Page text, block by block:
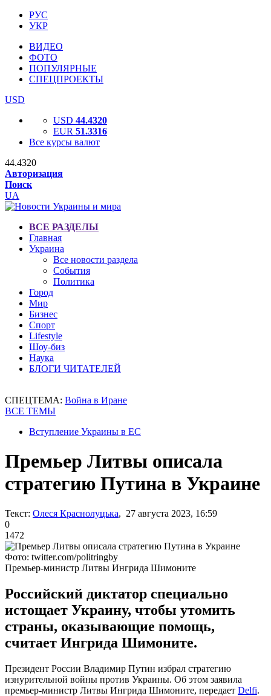
РУС
УКР
ВИДЕО
ФОТО
ПОПУЛЯРНЫЕ
СПЕЦПРОЕКТЫ
USD
USD 44.4320
EUR 51.3316
Все курсы валют
44.4320
Авторизация
Поиск
UA
ВСЕ РАЗДЕЛЫ
Главная
Украина
Все новости раздела
События
Политика
Город
Мир
Бизнес
Спорт
Lifestyle
Шоу-биз
Наука
БЛОГИ ЧИТАТЕЛЕЙ
СПЕЦТЕМА: Война в Иране
ВСЕ ТЕМЫ
Вступление Украины в ЕС
Премьер Литвы описала
стратегию Путина в Украине
Текст: Олеся Краснолуцька, 27 августа 2023, 16:59
0
1472
Фото: twitter.com/politringby
Премьер-министр Литвы Ингрида Шимоните
Российский диктатор специально
истощает Украину, чтобы утомить
страны, оказывающие помощь,
считает Ингрида Шимоните.
Президент России Владимир Путин избрал стратегию
изнурительной войны против Украины. Об этом заявила
премьер-министр Литвы Ингрида Шимоните, передает Delfi.